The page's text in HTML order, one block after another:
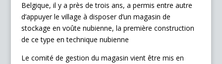
Belgique, il y a près de trois ans, a permis entre autre
d’appuyer le village à disposer d’un magasin de
stockage en voûte nubienne, la première construction
de ce type en technique nubienne
Le comité de gestion du magasin vient être mis en